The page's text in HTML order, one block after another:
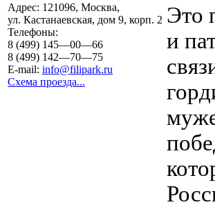
Адрес: 121096, Москва,
ул. Кастанаевская, дом 9, корп. 2
Телефоны:
8 (499) 145—00—66
8 (499) 142—70—75
E-mail: info@filipark.ru
Схема проезда...
Это
и